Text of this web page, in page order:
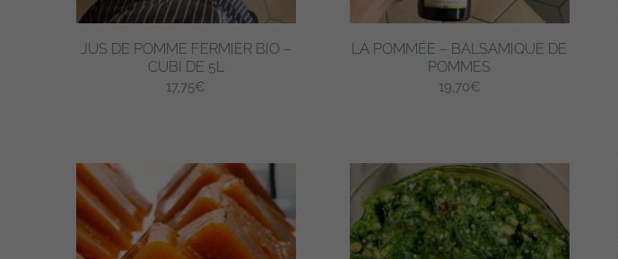
JUS DE POMME FERMIER BIO –
CUBI DE 5L
17,75€
LA POMMÉE – BALSAMIQUE DE
POMMES
19,70€